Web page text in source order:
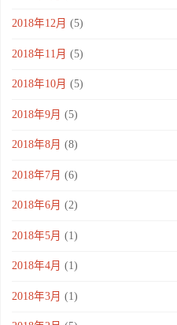
2018年12月 (5)
2018年11月 (5)
2018年10月 (5)
2018年9月 (5)
2018年8月 (8)
2018年7月 (6)
2018年6月 (2)
2018年5月 (1)
2018年4月 (1)
2018年3月 (1)